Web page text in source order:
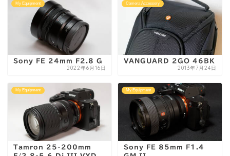
My Equipment
Sony FE 24mm F2.8 G
2022年6月16日
Camera Accessory
VANGUARD 2GO 46BK
2013年7月24日
My Equipment
Tamron 25-200mm
My Equipment
Sony FE 85mm F1.4